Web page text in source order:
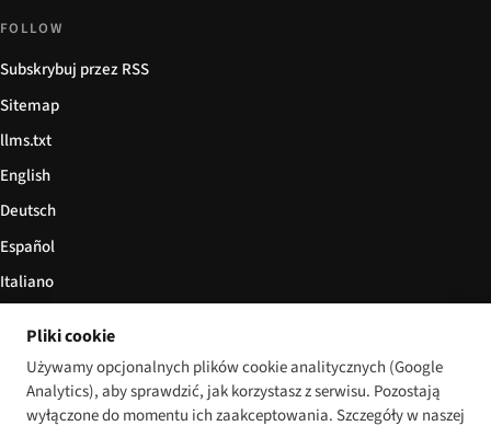
FOLLOW
Subskrybuj przez RSS
Sitemap
llms.txt
English
Deutsch
Español
Italiano
Pliki cookie
Używamy opcjonalnych plików cookie analitycznych (Google
Analytics), aby sprawdzić, jak korzystasz z serwisu. Pozostają
wyłączone do momentu ich zaakceptowania. Szczegóły w naszej